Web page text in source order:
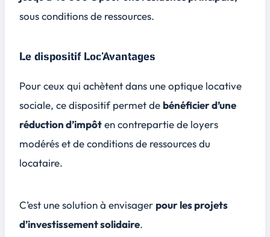
sous conditions de ressources.
Le dispositif Loc’Avantages
Pour ceux qui achètent dans une optique locative
sociale, ce dispositif permet de bénéficier d’une
réduction d’impôten contrepartie de loyers
modérés et de conditions de ressources du
locataire.
C’est une solution à envisager pour les projets
d’investissement solidaire.